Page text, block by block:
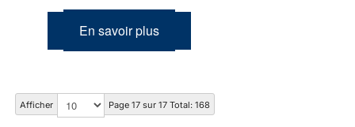
En savoir plus
Afficher Page 17 sur 17 Total: 168